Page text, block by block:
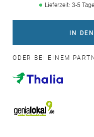
Lieferzeit: 3-5
IN
ODER BEI EINEM